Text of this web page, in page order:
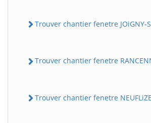
Trouver chantier fenetre JOiGNY-
Trouver chantier fenetre
Trouver chantier fenetre NEUFLiZE